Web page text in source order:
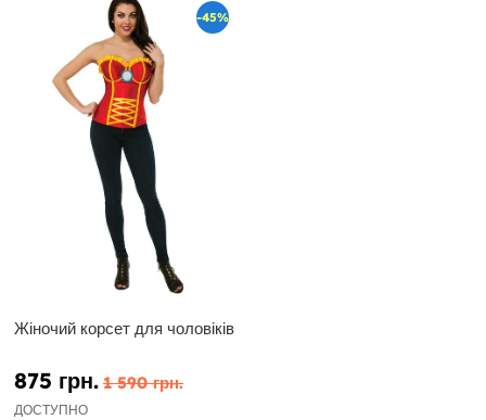
-45%
Жіночий корсет для чоловіків
875 грн. 1 590 грн.
ДОСТУПНО